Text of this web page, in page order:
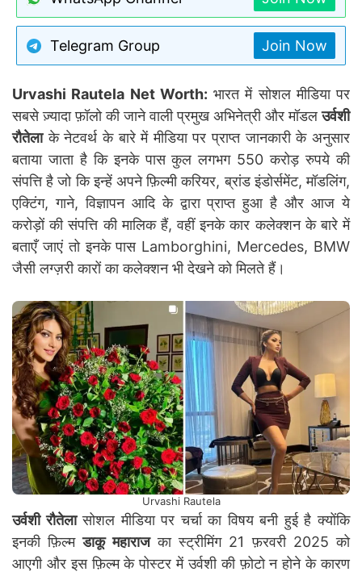
Telegram Group Join Now
Urvashi Rautela Net Worth: भारत में सोशल मीडिया पर
सबसे ज़्यादा फ़ॉलो की जाने वाली प्रमुख अभिनेत्री और मॉडलउर्वशी
रौतेलाके नेटवर्थ के बारे में मीडिया पर प्राप्त जानकारी के अनुसार
बताया जाता है कि इनके पास कुल लगभग 550 करोड़ रुपये की
संपत्ति है जो कि इन्हें अपने फ़िल्मी करियर, ब्रांड इंडोर्समेंट, मॉडलिंग,
एक्टिंग, गाने, विज्ञापन आदि के द्वारा प्राप्त हुआ है और आज ये
करोड़ों की संपत्ति की मालिक हैं, वहीं इनके कार कलेक्शन के बारे में
बताएँ जाएं तो इनके पास Lamborghini, Mercedes, BMW
जैसी लग्ज़री कारों का कलेक्शन भी देखने को मिलते हैं।
Urvashi Rautela
उर्वशी रौतेलासोशल मीडिया पर चर्चा का विषय बनी हुई है क्योंकि
इनकी फ़िल्मडाकू महाराजका स्ट्रीमिंग 21 फ़रवरी 2025 को
आएगी और इस फ़िल्म के पोस्टर में उर्वशी की फ़ोटो न होने के कारण